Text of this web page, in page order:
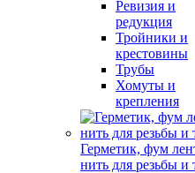
Ревизия и
редукция
Тройники и
крестовины
Трубы
Хомуты и
крепления
Герметик, фум
нить для резьбы и